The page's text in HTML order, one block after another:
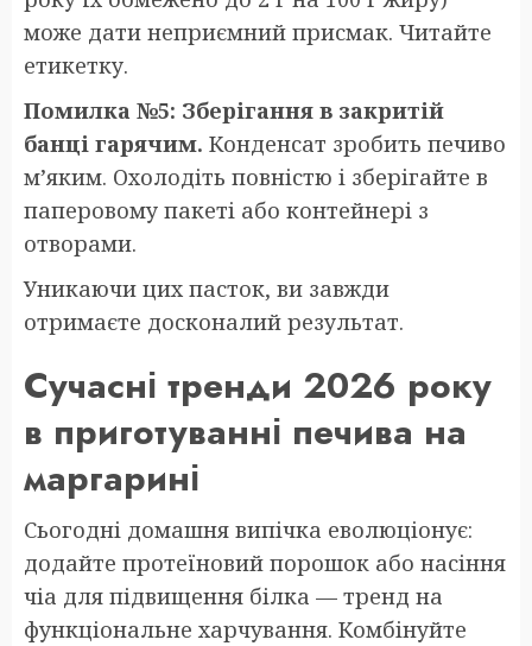
може дати неприємний присмак. Читайте
етикетку.
Помилка №5: Зберігання в закритій
банці гарячим. Конденсат зробить печиво
м’яким. Охолодіть повністю і зберігайте в
паперовому пакеті або контейнері з
отворами.
Уникаючи цих пасток, ви завжди
отримаєте досконалий результат.
Сучасні тренди 2026 року
в приготуванні печива на
маргарині
Сьогодні домашня випічка еволюціонує:
додайте протеїновий порошок або насіння
чіа для підвищення білка — тренд на
функціональне харчування. Комбінуйте